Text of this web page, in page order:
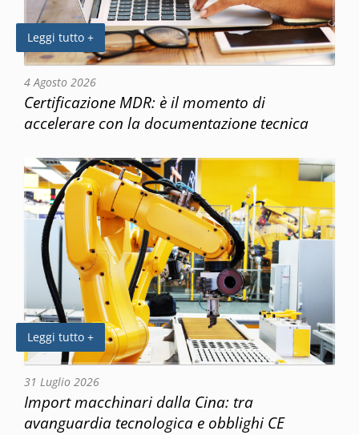
Leggi tutto +
4 Agosto 2026
Certificazione MDR: è il momento di
accelerare con la documentazione tecnica
Leggi tutto +
31 Luglio 2026
Import macchinari dalla Cina: tra
avanguardia tecnologica e obblighi CE